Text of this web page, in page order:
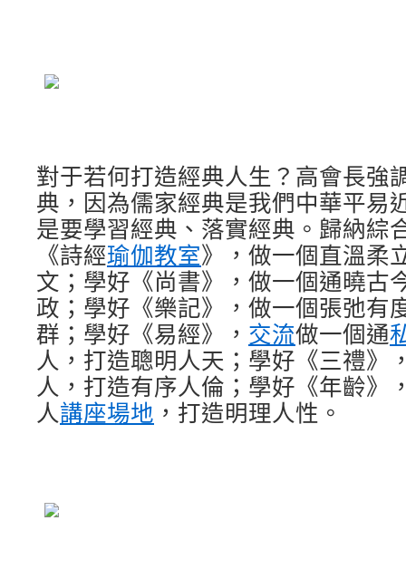
對于若何打造經典人生？高會長強
典，因為儒家經典是我們中華平易
是要學習經典、落實經典。歸納綜
《詩經瑜伽教室》，做一個直溫柔
文；學好《尚書》，做一個通曉古
政；學好《樂記》，做一個張弛有
群；學好《易經》， 交流做一個通
人，打造聰明人天；學好《三禮》
人，打造有序人倫；學好《年齡》
人講座場地 ，打造明理人性。